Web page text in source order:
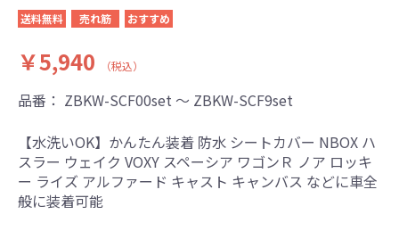
送料無料 売れ筋 おすすめ
￥5,940 （税込）
品番： ZBKW-SCF00set ～ ZBKW-SCF9set
【水洗いOK】かんたん装着 防水 シートカバー NBOX ハ
スラー ウェイク VOXY スペーシア ワゴンＲ ノア ロッキ
ー ライズ アルファード キャスト キャンバス などに車全
般に装着可能